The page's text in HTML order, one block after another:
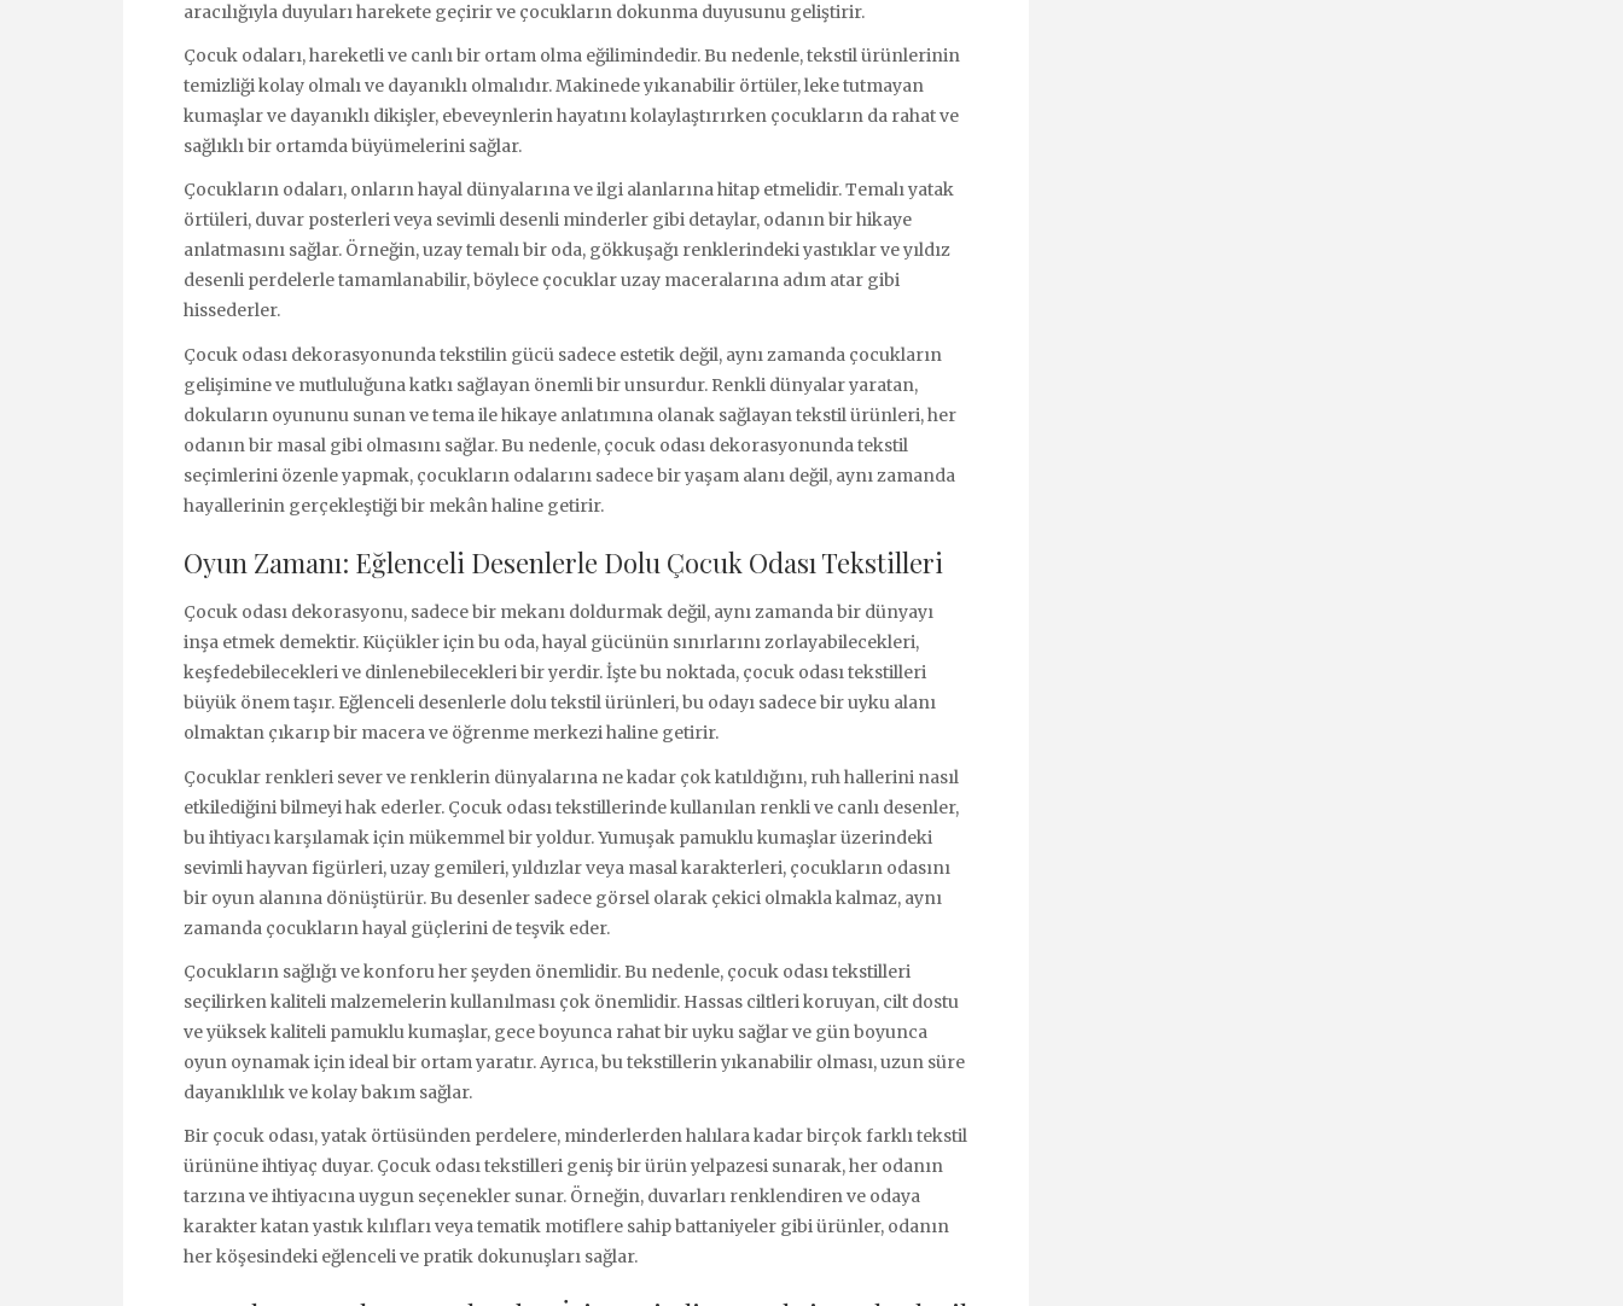
aracılığıyla duyuları harekete geçirir ve çocukların dokunma duyusunu geliştirir.
Çocuk odaları, hareketli ve canlı bir ortam olma eğilimindedir. Bu nedenle, tekstil ürünlerinin
temizliği kolay olmalı ve dayanıklı olmalıdır. Makinede yıkanabilir örtüler, leke tutmayan
kumaşlar ve dayanıklı dikişler, ebeveynlerin hayatını kolaylaştırırken çocukların da rahat ve
sağlıklı bir ortamda büyümelerini sağlar.
Çocukların odaları, onların hayal dünyalarına ve ilgi alanlarına hitap etmelidir. Temalı yatak
örtüleri, duvar posterleri veya sevimli desenli minderler gibi detaylar, odanın bir hikaye
anlatmasını sağlar. Örneğin, uzay temalı bir oda, gökkuşağı renklerindeki yastıklar ve yıldız
desenli perdelerle tamamlanabilir, böylece çocuklar uzay maceralarına adım atar gibi
hissederler.
Çocuk odası dekorasyonunda tekstilin gücü sadece estetik değil, aynı zamanda çocukların
gelişimine ve mutluluğuna katkı sağlayan önemli bir unsurdur. Renkli dünyalar yaratan,
dokuların oyununu sunan ve tema ile hikaye anlatımına olanak sağlayan tekstil ürünleri, her
odanın bir masal gibi olmasını sağlar. Bu nedenle, çocuk odası dekorasyonunda tekstil
seçimlerini özenle yapmak, çocukların odalarını sadece bir yaşam alanı değil, aynı zamanda
hayallerinin gerçekleştiği bir mekân haline getirir.
Oyun Zamanı: Eğlenceli Desenlerle Dolu Çocuk Odası Tekstilleri
Çocuk odası dekorasyonu, sadece bir mekanı doldurmak değil, aynı zamanda bir dünyayı
inşa etmek demektir. Küçükler için bu oda, hayal gücünün sınırlarını zorlayabilecekleri,
keşfedebilecekleri ve dinlenebilecekleri bir yerdir. İşte bu noktada, çocuk odası tekstilleri
büyük önem taşır. Eğlenceli desenlerle dolu tekstil ürünleri, bu odayı sadece bir uyku alanı
olmaktan çıkarıp bir macera ve öğrenme merkezi haline getirir.
Çocuklar renkleri sever ve renklerin dünyalarına ne kadar çok katıldığını, ruh hallerini nasıl
etkilediğini bilmeyi hak ederler. Çocuk odası tekstillerinde kullanılan renkli ve canlı desenler,
bu ihtiyacı karşılamak için mükemmel bir yoldur. Yumuşak pamuklu kumaşlar üzerindeki
sevimli hayvan figürleri, uzay gemileri, yıldızlar veya masal karakterleri, çocukların odasını
bir oyun alanına dönüştürür. Bu desenler sadece görsel olarak çekici olmakla kalmaz, aynı
zamanda çocukların hayal güçlerini de teşvik eder.
Çocukların sağlığı ve konforu her şeyden önemlidir. Bu nedenle, çocuk odası tekstilleri
seçilirken kaliteli malzemelerin kullanılması çok önemlidir. Hassas ciltleri koruyan, cilt dostu
ve yüksek kaliteli pamuklu kumaşlar, gece boyunca rahat bir uyku sağlar ve gün boyunca
oyun oynamak için ideal bir ortam yaratır. Ayrıca, bu tekstillerin yıkanabilir olması, uzun süre
dayanıklılık ve kolay bakım sağlar.
Bir çocuk odası, yatak örtüsünden perdelere, minderlerden halılara kadar birçok farklı tekstil
ürününe ihtiyaç duyar. Çocuk odası tekstilleri geniş bir ürün yelpazesi sunarak, her odanın
tarzına ve ihtiyacına uygun seçenekler sunar. Örneğin, duvarları renklendiren ve odaya
karakter katan yastık kılıfları veya tematik motiflere sahip battaniyeler gibi ürünler, odanın
her köşesindeki eğlenceli ve pratik dokunuşları sağlar.